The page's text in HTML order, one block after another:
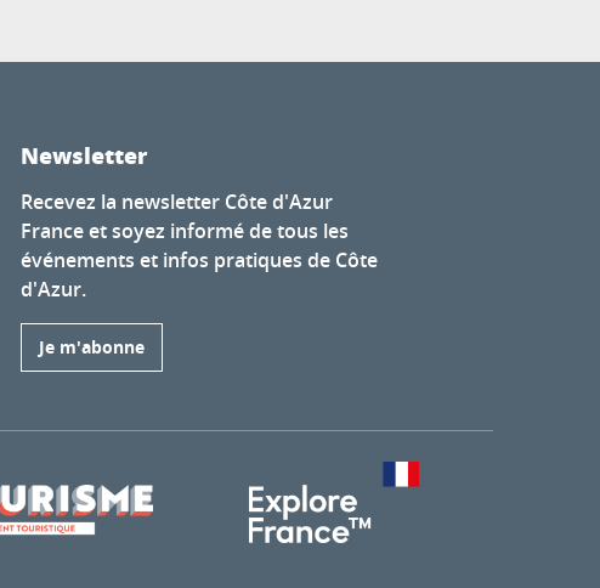
Newsletter
Recevez la newsletter Côte d'Azur
France et soyez informé de tous les
événements et infos pratiques de Côte
d'Azur.
Je m'abonne